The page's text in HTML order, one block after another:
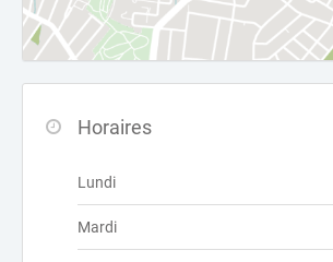
Horaires
Lundi
Mardi